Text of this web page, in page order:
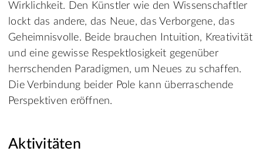
Wirklichkeit. Den Künstler wie den Wissenschaftler
lockt das andere, das Neue, das Verborgene, das
Geheimnisvolle. Beide brauchen Intuition, Kreativität
und eine gewisse Respektlosigkeit gegenüber
herrschenden Paradigmen, um Neues zu schaffen.
Die Verbindung beider Pole kann überraschende
Perspektiven eröffnen.
Aktivitäten